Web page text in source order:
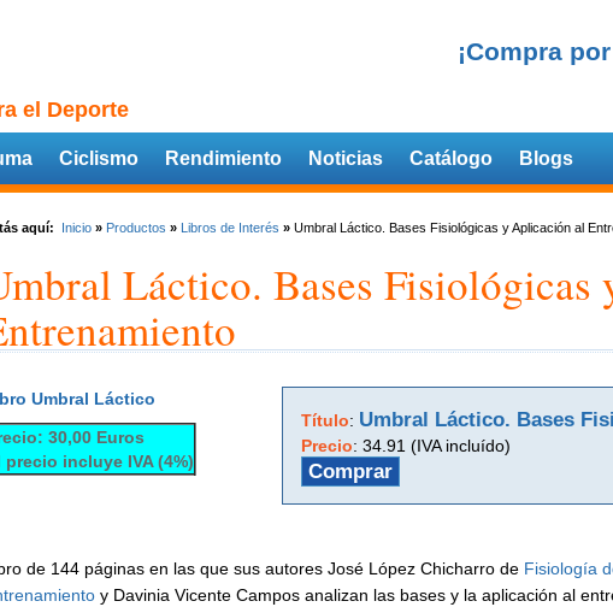
el Deporte
¡Compra
Ciclismo Rendimiento Noticias Catálogo Blogs
aquí: Inicio » Productos » Libros de Interés »Umbral Láctico. Bases Fisiológicas y Aplicación al
Láctico. Bases
Título: Umbral Láctico. Bases
Precio: 34.91 (IVA incluído)
Comprar
Umbral Láctico
30,00 Euros
precio incluye IVA (4%)
de 144 páginas en las que sus autores José López Chicharro de Fisiología
y Davinia Vicente Campos analizan las bases y la aplicación al